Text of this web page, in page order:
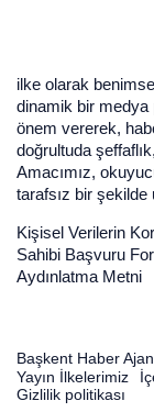
ilke olarak
dinamik bir medya
önem vererek,
doğrultuda
Amacımız,
tarafsız bir şekilde
Kişisel Verilerin
Sahibi Başvuru
Aydınlatma Metni
Başkent Haber
Yayın İlkelerimiz
Gizlilik politikası